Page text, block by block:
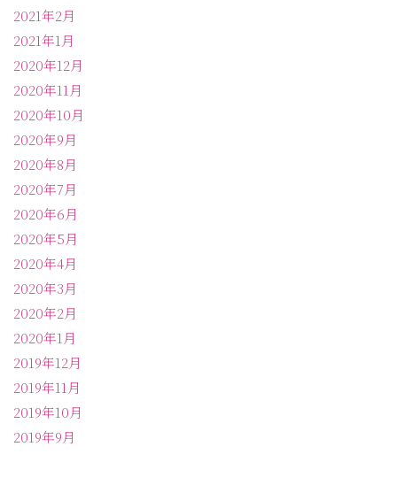
2021年2月
2021年1月
2020年12月
2020年11月
2020年10月
2020年9月
2020年8月
2020年7月
2020年6月
2020年5月
2020年4月
2020年3月
2020年2月
2020年1月
2019年12月
2019年11月
2019年10月
2019年9月